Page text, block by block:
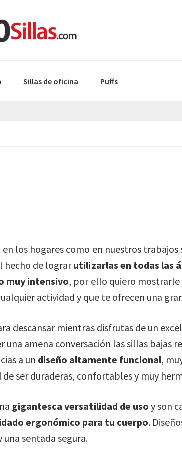
Sillas de oficina Puffs
los hogares como en nuestros trabajos
hecho de lograrutilizarlas en todas las
muy intensivo, por ello quiero mostrarle
actividad y que te ofrecen una
descansar mientras disfrutas de un
amena conversación las sillas bajas
a un diseño altamente funcional,
ser duraderas, confortables y muy
gigantesca versatilidad de uso y son
ergonómico para tu cuerpo.
sentada segura.